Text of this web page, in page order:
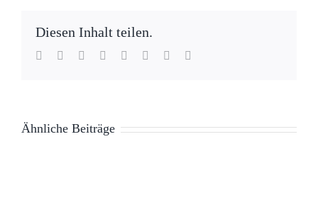
Diesen Inhalt teilen.
Facebook
TwitterReddit LinkedInWhatsApp
TumblrPinterest
Ähnliche Beiträge